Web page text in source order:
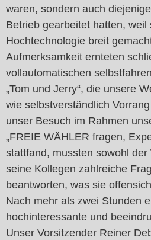
waren, sondern auch
Betrieb gearbeitet hatten,
Hochtechnologie breit
Aufmerksamkeit ernteten
vollautomatischen
„Tom und Jerry“, die unsere
wie selbstverständlich
unser Besuch im Rahmen
„FREIE WÄHLER fragen,
stattfand, mussten sowohl
seine Kollegen zahlreiche
beantworten, was sie
Nach mehr als zwei Stunden
hochinteressante und
Unser Vorsitzender Reiner